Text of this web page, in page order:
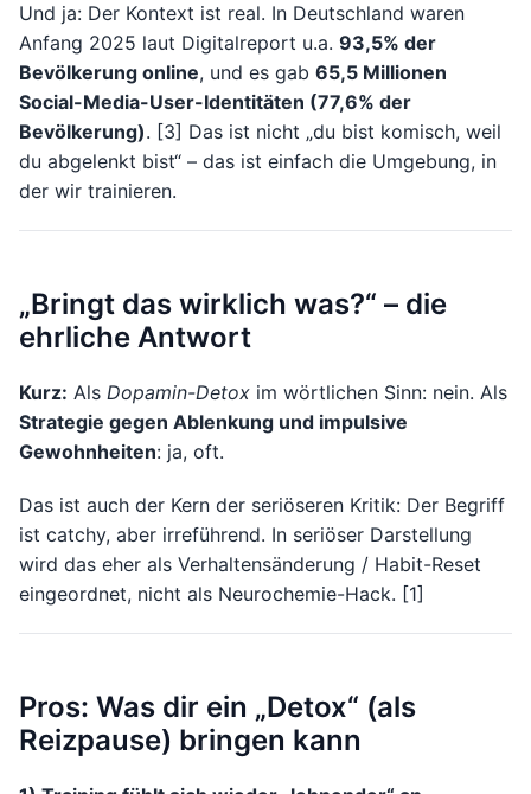
Und ja: Der Kontext ist real. In Deutschland waren
Anfang 2025 laut Digitalreport u.a. 93,5% der
Bevölkerung online, und es gab 65,5 Millionen
Social-Media-User-Identitäten (77,6% der
Bevölkerung). [3] Das ist nicht „du bist komisch, weil
du abgelenkt bist“ – das ist einfach die Umgebung, in
der wir trainieren.
„Bringt das wirklich was?“ – die
ehrliche Antwort
Kurz: Als Dopamin-Detox im wörtlichen Sinn: nein. Als
Strategie gegen Ablenkung und impulsive
Gewohnheiten: ja, oft.
Das ist auch der Kern der seriöseren Kritik: Der Begriff
ist catchy, aber irreführend. In seriöser Darstellung
wird das eher als Verhaltensänderung / Habit-Reset
eingeordnet, nicht als Neurochemie-Hack. [1]
Pros: Was dir ein „Detox“ (als
Reizpause) bringen kann